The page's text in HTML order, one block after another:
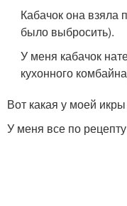
Кабачок она
было выбросить).
У меня кабачок
кухонного
Вот какая у моей
У меня все по рецепту